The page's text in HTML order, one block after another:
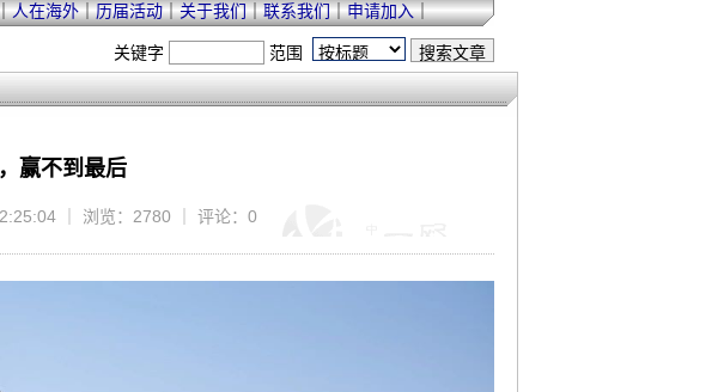
人在海外｜历届活动｜关于我们｜联系我们｜申请加入｜
关键字 范围
赢不到最后
｜ 浏览：2780 ｜ 评论：0